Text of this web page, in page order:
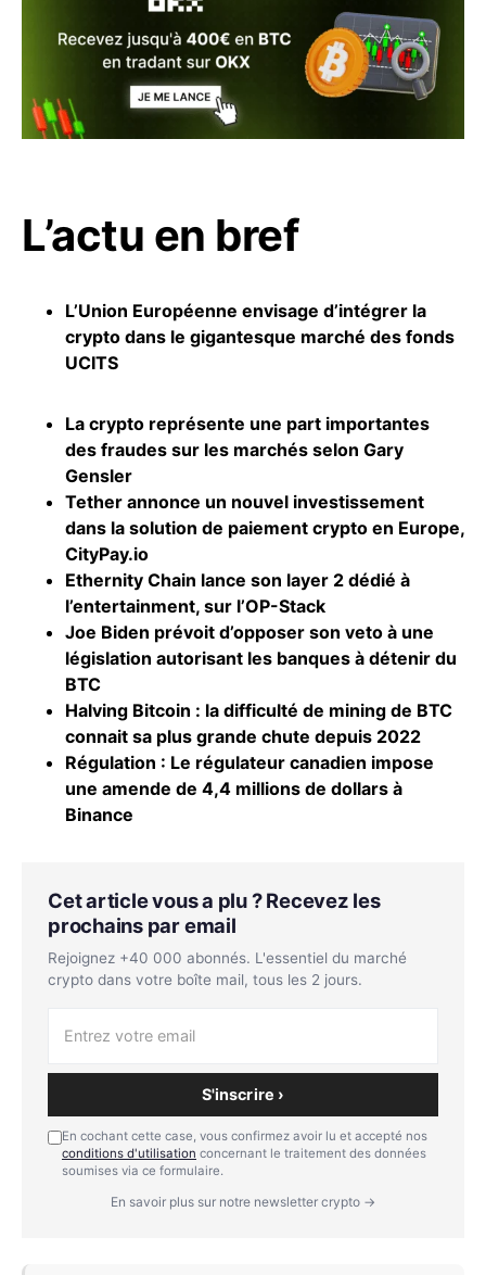
L’actu en bref
L’Union Européenne envisage d’intégrer la
crypto dans le gigantesque marché des fonds
UCITS
La crypto représente une part importantes
des fraudes sur les marchés selon Gary
Gensler
Tether annonce un nouvel investissement
dans la solution de paiement crypto en Europe,
CityPay.io
Ethernity Chain lance son layer 2 dédié à
l’entertainment, sur l’OP-Stack
Joe Biden prévoit d’opposer son veto à une
législation autorisant les banques à détenir du
BTC
Halving Bitcoin : la difficulté de mining de BTC
connait sa plus grande chute depuis 2022
Régulation : Le régulateur canadien impose
une amende de 4,4 millions de dollars à
Binance
Cet article vous a plu ? Recevez les
prochains par email
Rejoignez +40 000 abonnés. L'essentiel du marché
crypto dans votre boîte mail, tous les 2 jours.
S'inscrire ›
En cochant cette case, vous confirmez avoir lu et accepté nos
conditions d'utilisation concernant le traitement des données
soumises via ce formulaire.
En savoir plus sur notre newsletter crypto →